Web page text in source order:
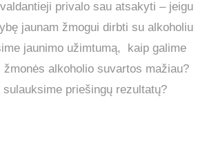
privalo sau atsakyti – jeigu
jaunam žmogui dirbti su alkoholiu
jaunimo užimtumą, kaip galime
alkoholio suvartos mažiau?
sulauksime priešingų rezultatų?